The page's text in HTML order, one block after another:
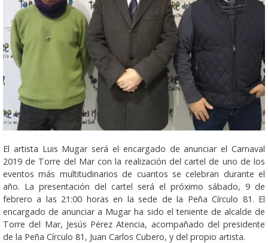
El artista Luis Mugar será el encargado de anunciar el Carnaval
2019 de Torre del Mar con la realización del cartel de uno de los
eventos más multitudinarios de cuantos se celebran durante el
año. La presentación del cartel será el próximo sábado, 9 de
febrero a las 21:00 horas en la sede de la Peña Círculo 81. El
encargado de anunciar a Mugar ha sido el teniente de alcalde de
Torre del Mar, Jesús Pérez Atencia, acompañado del presidente
de la Peña Círculo 81, Juan Carlos Cubero, y del propio artista.